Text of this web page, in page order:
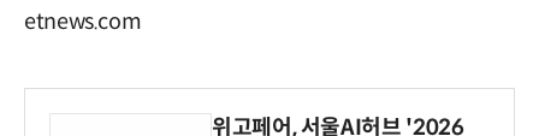
etnews.com
위고페어, 서울AI허브 '2026